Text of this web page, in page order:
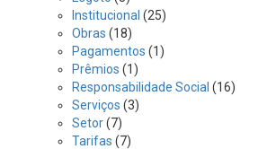
Institucional (25)
Obras (18)
Pagamentos (1)
Prêmios (1)
Responsabilidade Social (16)
Serviços (3)
Setor(7)
Tarifas (7)